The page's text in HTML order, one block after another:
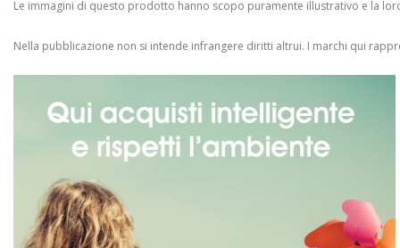
Le immagini di questo prodotto hanno scopo puramente illustrativo e la
Nella pubblicazione non si intende infrangere diritti altrui. I marchi qui